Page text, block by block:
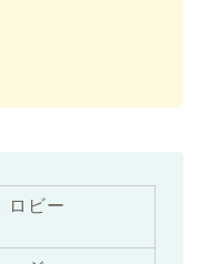
ロビー